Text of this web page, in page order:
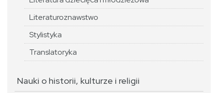
Literaturoznawstwo
Stylistyka
Translatoryka
Nauki o historii, kulturze i religii